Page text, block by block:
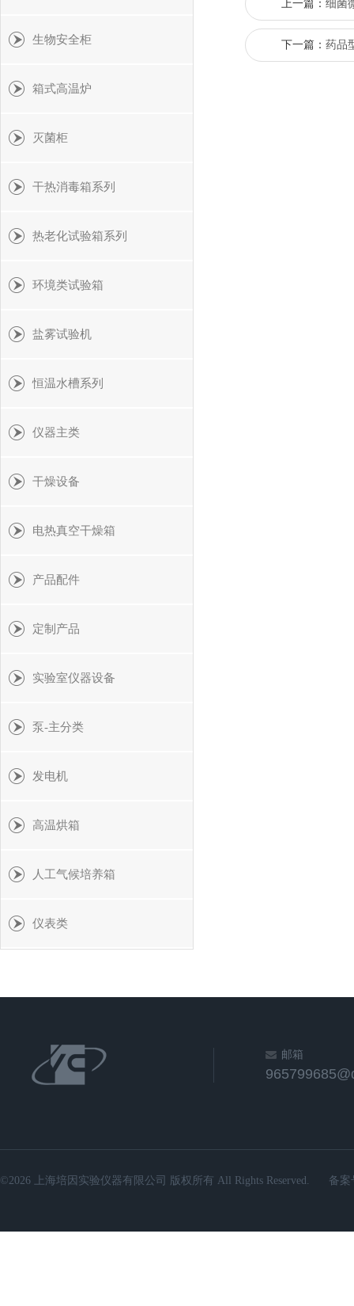
上一篇： 细菌
下一篇： 药品
生物安全柜
箱式高温炉
灭菌柜
干热消毒箱系列
热老化试验箱系列
环境类试验箱
盐雾试验机
恒温水槽系列
仪器主类
干燥设备
电热真空干燥箱
产品配件
定制产品
实验室仪器设备
泵-主分类
发电机
高温烘箱
人工气候培养箱
仪表类
邮箱
©2026 上海培因实验仪器有限公司 版权所有 All Rights Reserved. 备案